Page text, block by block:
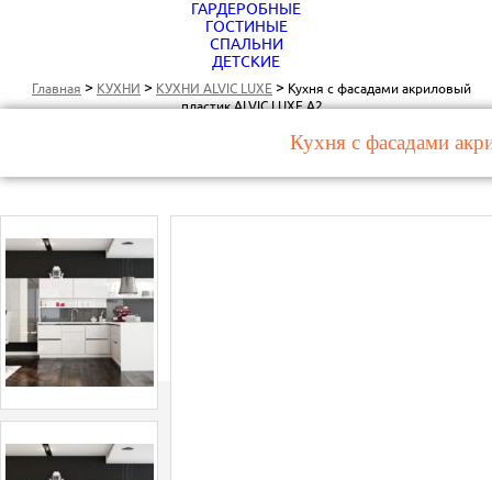
ГАРДЕРОБНЫЕ
ГОСТИНЫЕ
СПАЛЬНИ
ДЕТСКИЕ
Главная > КУХНИ > КУХНИ ALVIC LUXE > Кухня с фасадами акриловый
пластик ALVIC LUXE А2
Кухня с фасадами